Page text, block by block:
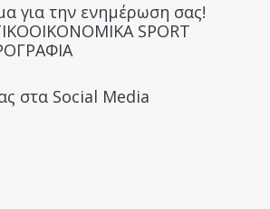
για την ενημέρωση σας!
SPORT
στα Social Media